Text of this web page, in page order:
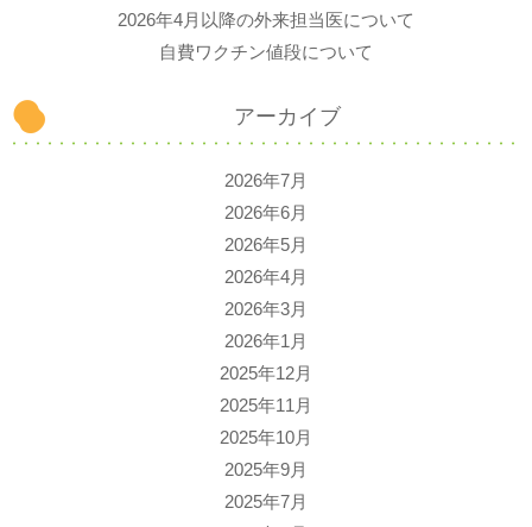
2026年4月以降の外来担当医について
自費ワクチン値段について
アーカイブ
2026年7月
2026年6月
2026年5月
2026年4月
2026年3月
2026年1月
2025年12月
2025年11月
2025年10月
2025年9月
2025年7月